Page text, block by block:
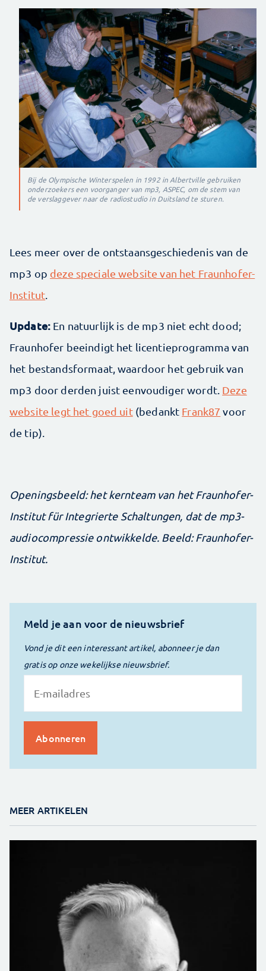
Bij de Olympische Winterspelen in 1992 in Albertville gebruiken
onderzoekers een voorganger van mp3, ASPEC, om de stem van
de verslaggever naar de radiostudio in Duitsland te sturen.
Lees meer over de ontstaansgeschiedenis van de
mp3 op deze speciale website van het Fraunhofer-
Institut
Update: En natuurlijk is de mp3 niet echt dood;
Fraunhofer beeindigt het licentieprogramma van
het bestandsformaat, waardoor het gebruik van
mp3 door derden juist eenvoudiger wordt. Deze
website legt het goed uit(bedankt Frank87 voor
de tip).
Openingsbeeld: het kernteam van het Fraunhofer-
Institut für Integrierte Schaltungen, dat de mp3-
audiocompressie ontwikkelde. Beeld: Fraunhofer-
Institut.
Meld je aan voor de nieuwsbrief
Vond je dit een interessant artikel, abonneer je dan
gratis op onze wekelijkse nieuwsbrief.
MEER ARTIKELEN